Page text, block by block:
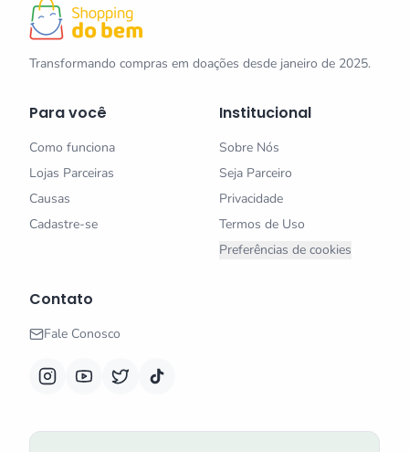
Transformando compras em doações desde janeiro de 2025.
Para você
Como funciona
Lojas Parceiras
Causas
Cadastre-se
Institucional
Sobre Nós
Seja Parceiro
Privacidade
Termos de Uso
Preferências de cookies
Contato
Fale Conosco